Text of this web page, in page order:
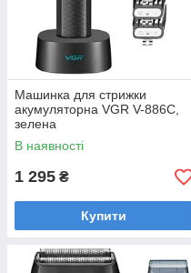
Машинка для стрижки
акумуляторна VGR V-886C,
зелена
В наявності
1 295 ₴
Купити